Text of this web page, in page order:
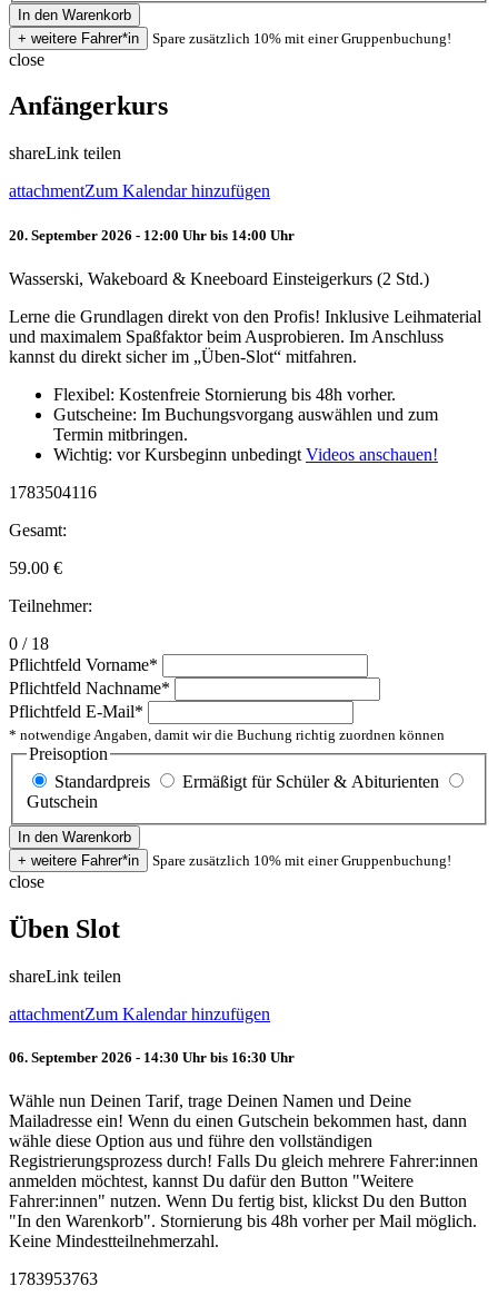
Spare zusätzlich 10% mit einer Gruppenbuchung!
close
Anfängerkurs
shareLink teilen
attachmentZum Kalendar hinzufügen
20. September 2026 - 12:00 Uhr bis 14:00 Uhr
Wasserski, Wakeboard & Kneeboard Einsteigerkurs (2 Std.)
Lerne die Grundlagen direkt von den Profis! Inklusive Leihmaterial
und maximalem Spaßfaktor beim Ausprobieren. Im Anschluss
kannst du direkt sicher im „Üben-Slot“ mitfahren.
Flexibel: Kostenfreie Stornierung bis 48h vorher.
Gutscheine: Im Buchungsvorgang auswählen und zum
Termin mitbringen.
Wichtig: vor Kursbeginn unbedingt Videos anschauen!
1783504116
Gesamt:
59.00 €
Teilnehmer:
0 / 18
Pflichtfeld Vorname*
Pflichtfeld Nachname*
Pflichtfeld E-Mail*
* notwendige Angaben, damit wir die Buchung richtig zuordnen können
Preisoption
Standardpreis
Ermäßigt für Schüler & Abiturienten
Gutschein
Spare zusätzlich 10% mit einer Gruppenbuchung!
close
Üben Slot
shareLink teilen
attachmentZum Kalendar hinzufügen
06. September 2026 - 14:30 Uhr bis 16:30 Uhr
Wähle nun Deinen Tarif, trage Deinen Namen und Deine
Mailadresse ein! Wenn du einen Gutschein bekommen hast, dann
wähle diese Option aus und führe den vollständigen
Registrierungsprozess durch! Falls Du gleich mehrere Fahrer:innen
anmelden möchtest, kannst Du dafür den Button "Weitere
Fahrer:innen" nutzen. Wenn Du fertig bist, klickst Du den Button
"In den Warenkorb". Stornierung bis 48h vorher per Mail möglich.
Keine Mindestteilnehmerzahl.
1783953763